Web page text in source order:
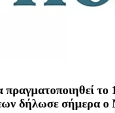
πραγματοποιηθεί
δήλωσε σήμερα ο